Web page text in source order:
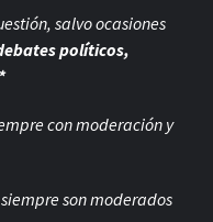
salvo ocasiones
políticos,
conmoderación y
son moderados